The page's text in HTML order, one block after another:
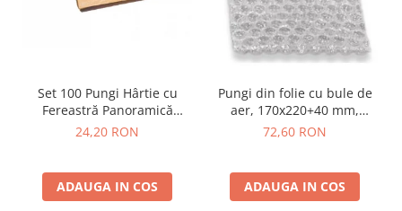
Set 100 Pungi Hârtie cu
Fereastră Panoramică
BOPP, Diverse Mărimi,
24,20 RON
ADAUGA IN COS
Pungi din folie cu bule de
aer, 170x220+40 mm,
inchidere clapeta adeziv
72,60 RON
ADAUGA IN COS